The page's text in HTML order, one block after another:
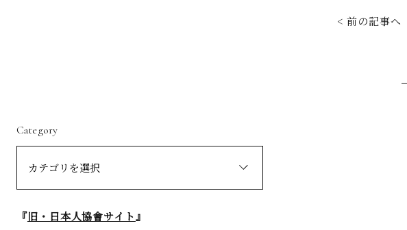
< 前の記事へ
Category
『旧・日本人協會サイト』